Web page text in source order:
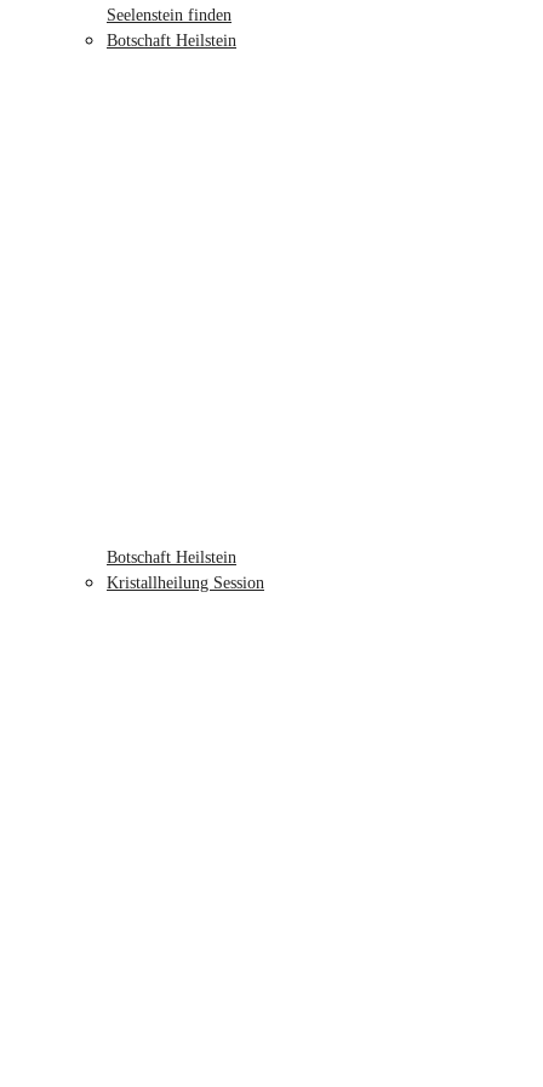
Seelenstein finden
Botschaft Heilstein
Botschaft Heilstein
Kristallheilung Session